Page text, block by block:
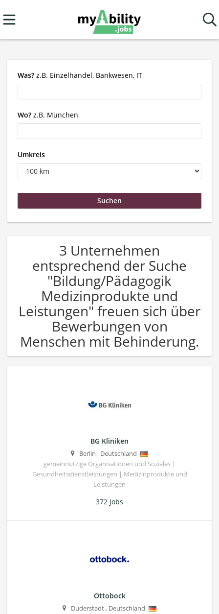
Was? z.B. Einzelhandel, Bankwesen, IT
Wo? z.B. München
Umkreis
3 Unternehmen
entsprechend der Suche
"Bildung/Pädagogik
Medizinprodukte und
Leistungen" freuen sich über
Bewerbungen von
Menschen mit Behinderung.
BG Kliniken
Berlin , Deutschland
gemeinnützige Organisationen und Soziales |
Gesundheitsdienstleistungen | Medizinprodukte und
Leistungen
372 Jobs
Ottobock
Duderstadt, Deutschland